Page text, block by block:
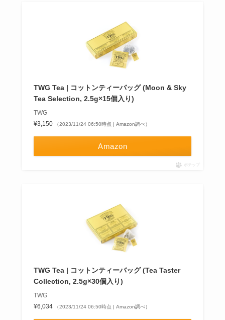
TWG Tea | コットンティーバッグ (Moon & Sky
Tea Selection, 2.5g×15個入り)
TWG
¥3,150
（2023/11/24 06:50時点 | Amazon調べ）
Amazon
ポチップ
TWG Tea | コットンティーバッグ (Tea Taster
Collection, 2.5g×30個入り)
TWG
¥6,034
（2023/11/24 06:50時点 | Amazon調べ）